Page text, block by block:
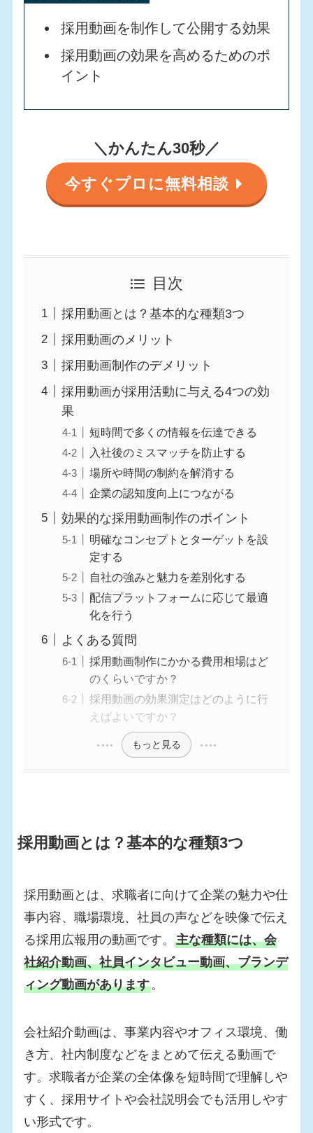
採用動画を制作して公開する効果
採用動画の効果を高めるためのポ
イント
＼かんたん30秒／
今すぐプロに無料相談
目次
採用動画とは？基本的な種類3つ
採用動画のメリット
採用動画制作のデメリット
採用動画が採用活動に与える4つの効
果
短時間で多くの情報を伝達できる
入社後のミスマッチを防止する
場所や時間の制約を解消する
企業の認知度向上につながる
効果的な採用動画制作のポイント
明確なコンセプトとターゲットを設
定する
自社の強みと魅力を差別化する
配信プラットフォームに応じて最適
化を行う
よくある質問
採用動画制作にかかる費用相場はど
のくらいですか？
採用動画の効果測定はどのように行
えばよいですか？
もっと見る
採用動画とは？基本的な種類3つ
採用動画とは、求職者に向けて企業の魅力や仕
事内容、職場環境、社員の声などを映像で伝え
る採用広報用の動画です。主な種類には、会
社紹介動画、社員インタビュー動画、ブランデ
ィング動画があります。
会社紹介動画は、事業内容やオフィス環境、働
き方、社内制度などをまとめて伝える動画で
す。求職者が企業の全体像を短時間で理解しや
すく、採用サイトや会社説明会でも活用しやす
い形式です。